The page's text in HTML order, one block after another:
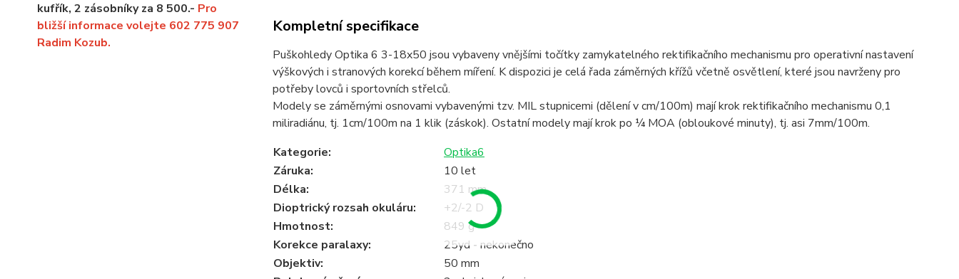
kufřík, 2 zásobníky za 8 500.- Pro
bližší informace volejte 602 775 907
Radim Kozub.
Kompletní specifikace
Puškohledy Optika 6 3-18x50 jsou vybaveny vnějšími točítky zamykatelného rektifikačního mechanismu pro operativní nastavení
výškových i stranových korekcí během míření. K dispozici je celá řada záměrných křížů včetně osvětlení, které jsou navrženy pro
potřeby lovců i sportovních střelců.
Modely se záměrnými osnovami vybavenými tzv. MIL stupnicemi (dělení v cm/100m) mají krok rektifikačního mechanismu 0,1
miliradiánu, tj. 1cm/100m na 1 klik (záskok). Ostatní modely mají krok po ¼ MOA (obloukové minuty), tj. asi 7mm/100m.
Kategorie:
Optika6
Záruka:
10 let
Délka:
371 mm
Dioptrický rozsah okuláru:
+2/-2 D
Hmotnost:
849 g
Korekce paralaxy:
25yd - nekonečno
Objektiv:
50 mm